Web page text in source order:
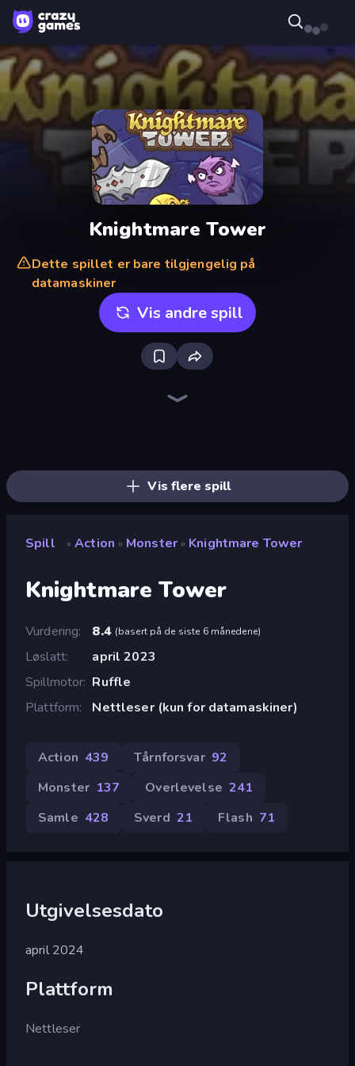
Knightmare Tower
Dette spillet er bare tilgjengelig på
datamaskiner
Vis andre spill
Vis flere spill
Spill » Action » Monster » Knightmare Tower
Knightmare Tower
Vurdering 8.4 (basert på de siste 6 månedene)
Løslatt
april 2023
Spillmotor Ruffle
Plattform
Nettleser (kun for datamaskiner)
Action 439 Tårnforsvar 92
Monster 137 Overlevelse 241
Samle 428 Sverd 21 Flash 71
Utgivelsesdato
april 2024
Plattform
Nettleser